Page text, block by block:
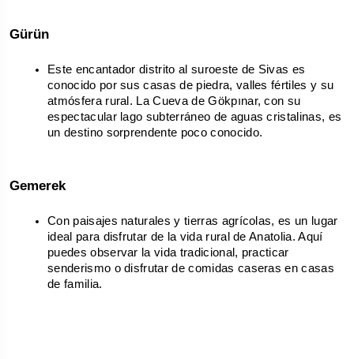
Gürün
Este encantador distrito al suroeste de Sivas es
conocido por sus casas de piedra, valles fértiles y su
atmósfera rural. La Cueva de Gökpınar, con su
espectacular lago subterráneo de aguas cristalinas, es
un destino sorprendente poco conocido.
Gemerek
Con paisajes naturales y tierras agrícolas, es un lugar
ideal para disfrutar de la vida rural de Anatolia. Aquí
puedes observar la vida tradicional, practicar
senderismo o disfrutar de comidas caseras en casas
de familia.